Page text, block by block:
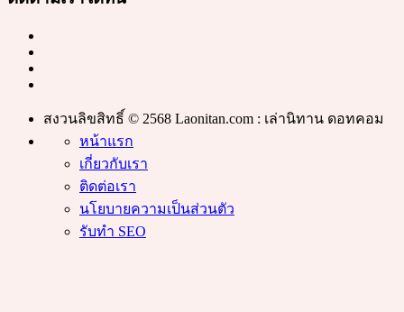
สงวนลิขสิทธิ์ © 2568 Laonitan.com : เล่านิทาน ดอทคอม
หน้าแรก
เกี่ยวกับเรา
ติดต่อเรา
นโยบายความเป็นส่วนตัว
รับทำ SEO